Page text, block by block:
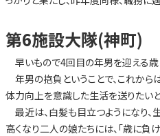
第6施設大隊(神
早いもので4回目の年男を迎える歳
年男の抱負ということで、これから
体力向上を意識した生活を送りたいと
最近は、白髪も目立つようになり
高くなり二人の娘たちには、「歳に負